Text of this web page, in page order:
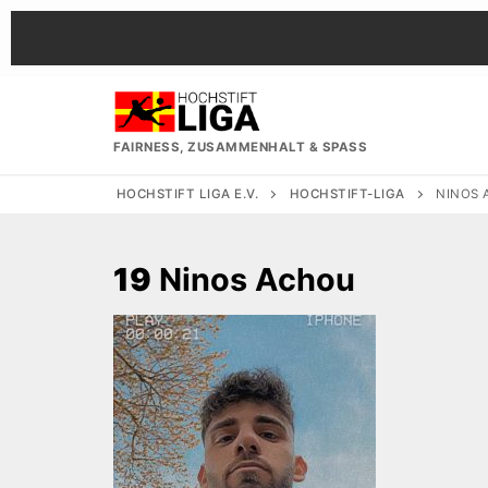
Zum
springen
FAIRNESS, ZUSAMMENHALT & SPASS
HOCHSTIFT LIGA E.V. HOCHSTIFT-LIGA NINOS
19 Ninos Achou